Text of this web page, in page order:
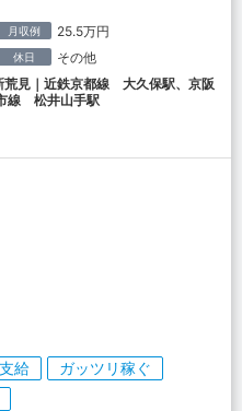
月収例 25.5万円
休日 その他
荒見｜近鉄京都線 大久保駅、京阪
線 松井山手駅
給
ガッツリ稼ぐ